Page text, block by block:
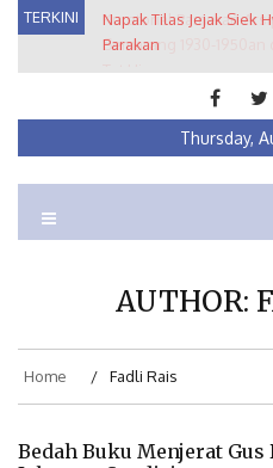
SkipTERKINI
Napak Tilas Jejak Siek
Parakan
Kuratorial Pameran
Semarang 1930-1950an
Tat Hin
Thursday,
Ein Institute
Membumikan Pluralisme
AUTHOR: